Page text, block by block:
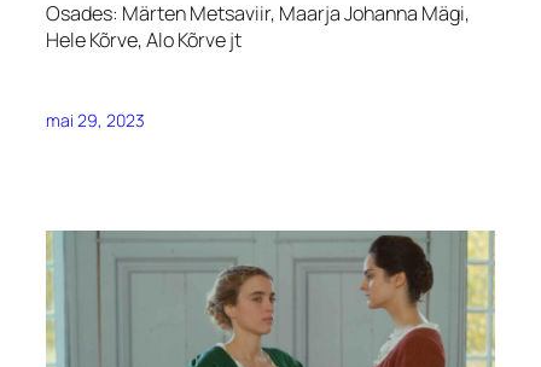
Osades: Märten Metsaviir, Maarja Johanna Mägi,
Hele Kõrve, Alo Kõrve jt
mai 29, 2023